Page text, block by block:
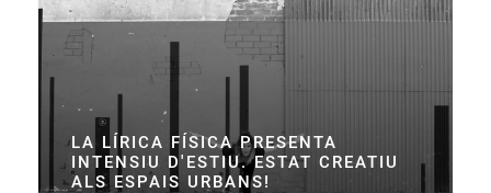
LA LÍRICA FÍSICA PRESENTA
INTENSIU D'ESTIU. ESTAT CREATIU
ALS ESPAIS URBANS!